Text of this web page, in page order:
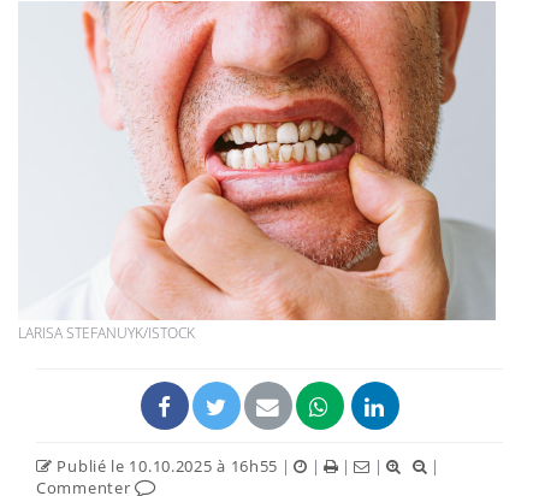
LARISA STEFANUYK/ISTOCK
Publié le 10.10.2025 à 16h55 | | | |
|
Commenter